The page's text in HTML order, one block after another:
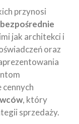
przynosi
bezpośrednie
jak architekci i
oraz
, który
sprzedaży.